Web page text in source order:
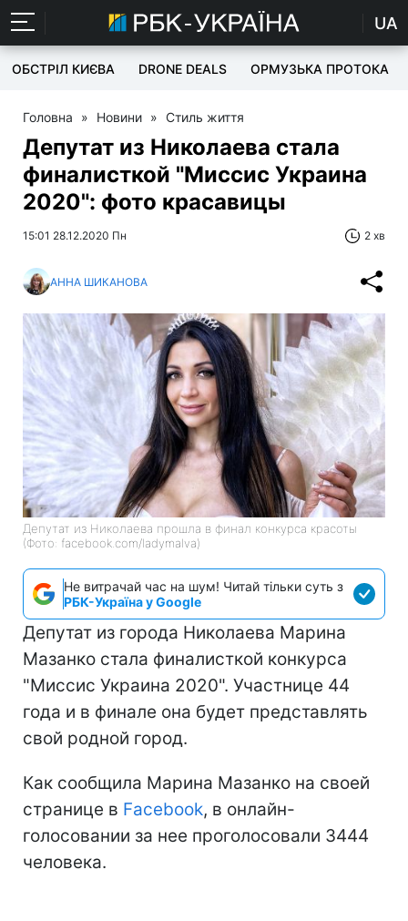
UA
ОБСТРІЛ КИЄВА DRONE DEALS ОРМУЗЬКА ПРОТОКА
Головна » Новини » Стиль життя
Депутат из Николаева стала
финалисткой "Миссис Украина
2020": фото красавицы
15:01 28.12.2020 Пн 2 хв
АННА ШИКАНОВА
Депутат из Николаева прошла в финал конкурса красоты
(Фото: facebook.com/ladymalva)
Не витрачай час на шум! Читай тільки суть з
РБК-Україна у Google
Депутат из города Николаева Марина
Мазанко стала финалисткой конкурса
"Миссис Украина 2020". Участнице 44
года и в финале она будет представлять
свой родной город.
Как сообщила Марина Мазанко на своей
странице в Facebook, в онлайн-
голосовании за нее проголосовали 3444
человека.